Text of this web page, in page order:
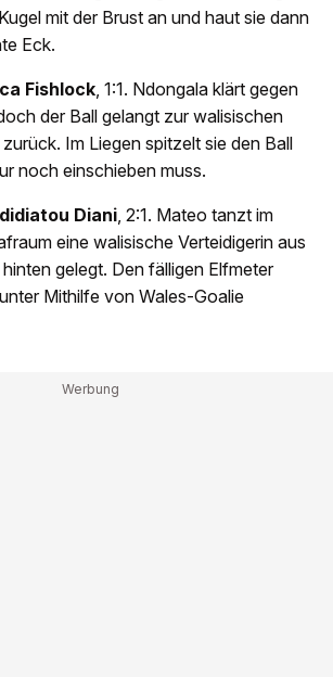
mit der Brust an und haut sie dann
Eck.
Fishlock, 1:1. Ndongala klärt gegen
der Ball gelangt zur walisischen
Im Liegen spitzelt sie den Ball
noch einschieben muss.
Diani, 2:1. Mateo tanzt im
eine walisische Verteidigerin aus
gelegt. Den fälligen Elfmeter
Mithilfe von Wales-Goalie